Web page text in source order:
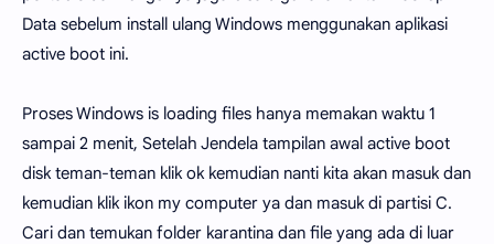
Data sebelum install ulang Windows menggunakan aplikasi
active boot ini.
Proses Windows is loading files hanya memakan waktu 1
sampai 2 menit, Setelah Jendela tampilan awal active boot
disk teman-teman klik ok kemudian nanti kita akan masuk dan
kemudian klik ikon my computer ya dan masuk di partisi C.
Cari dan temukan folder karantina dan file yang ada di luar